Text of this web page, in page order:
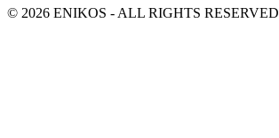
© 2026 ENIKOS - ALL RIGHTS RESERVED